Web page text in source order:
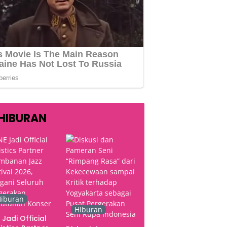
Jadi Official
Hiburan